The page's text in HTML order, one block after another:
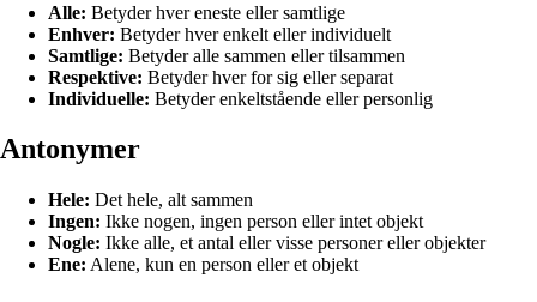
Alle: Betyder hver eneste eller samtlige
Enhver: Betyder hver enkelt eller individuelt
Samtlige: Betyder alle sammen eller tilsammen
Respektive: Betyder hver for sig eller separat
Individuelle: Betyder enkeltstående eller personlig
Antonymer
Hele: Det hele, alt sammen
Ingen: Ikke nogen, ingen person eller intet objekt
Nogle: Ikke alle, et antal eller visse personer eller objekter
Ene: Alene, kun en person eller et objekt